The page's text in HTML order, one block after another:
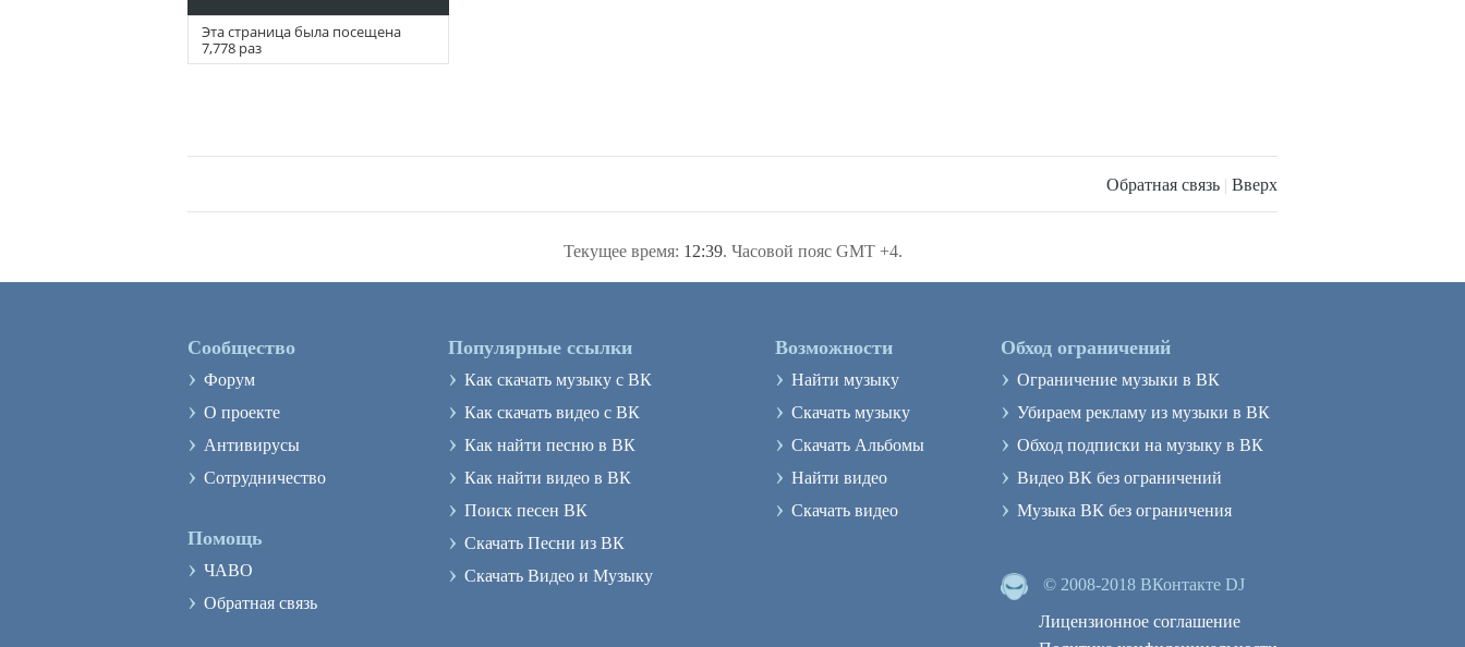
Эта страница была посещена
7,778 раз
Обратная связь | Вверх
Текущее время: 12:39. Часовой пояс GMT +4.
Сообщество
› Форум
› О проекте
› Антивирусы
› Сотрудничество
Помощь
› ЧАВО
› Обратная связь
Популярные ссылки
› Как скачать музыку с ВК
› Как скачать видео с ВК
› Как найти песню в ВК
› Как найти видео в ВК
› Поиск песен ВК
› Скачать Песни из ВК
› Скачать Видео и Музыку
Возможности
› Найти музыку
› Скачать музыку
› Скачать Альбомы
› Найти видео
› Скачать видео
Обход ограничений
› Ограничение музыки в ВК
› Убираем рекламу из музыки в ВК
› Обход подписки на музыку в ВК
› Видео ВК без ограничений
› Музыка ВК без ограничения
© 2008-2018 ВКонтакте DJ
Лицензионное соглашение